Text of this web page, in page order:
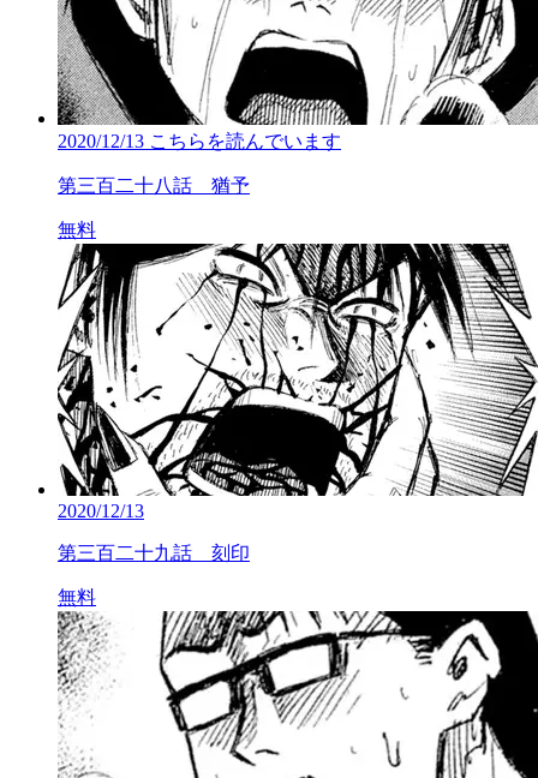
2020/12/13 こちらを読んでいます
第三百二十八話 猶予
無料
2020/12/13
第三百二十九話 刻印
無料